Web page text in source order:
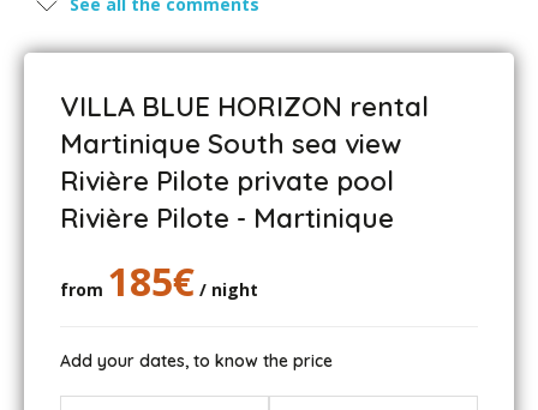
VILLA BLUE HORIZON rental
Martinique South sea view
Rivière Pilote private pool
Rivière Pilote - Martinique
from 185€ / night
Add your dates, to know the price